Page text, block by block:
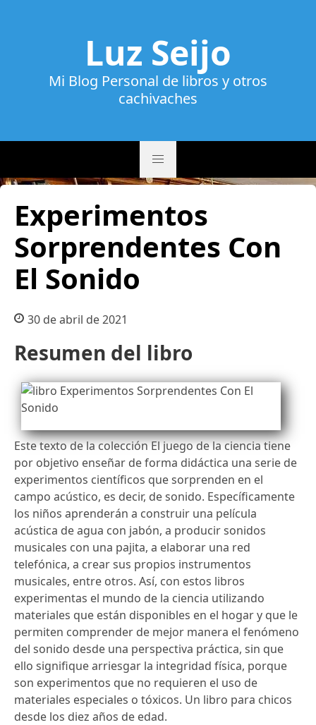
Luz Seijo
Mi Blog Personal de libros y otros
cachivaches
Experimentos
Sorprendentes Con
El Sonido
30 de abril de 2021
Resumen del libro
Este texto de la colección El juego de la ciencia tiene
por objetivo enseñar de forma didáctica una serie de
experimentos científicos que sorprenden en el
campo acústico, es decir, de sonido. Específicamente
los niños aprenderán a construir una película
acústica de agua con jabón, a producir sonidos
musicales con una pajita, a elaborar una red
telefónica, a crear sus propios instrumentos
musicales, entre otros. Así, con estos libros
experimentas el mundo de la ciencia utilizando
materiales que están disponibles en el hogar y que le
permiten comprender de mejor manera el fenómeno
del sonido desde una perspectiva práctica, sin que
ello signifique arriesgar la integridad física, porque
son experimentos que no requieren el uso de
materiales especiales o tóxicos. Un libro para chicos
desde los diez años de edad.